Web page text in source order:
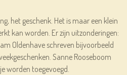
het geschenk. Het is maar een klein
kan worden. Er zijn uitzonderingen:
Oldenhave schreven bijvoorbeeld
Sanne Rooseboom
worden toegevoegd.